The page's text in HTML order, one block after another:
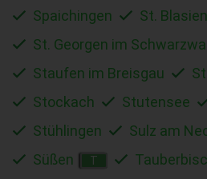
Spaichingen
St. Blasien
St. Georgen im
Staufen im Breisgau
Stockach
Stutensee
Stühlingen
Sulz am
Süßen
T